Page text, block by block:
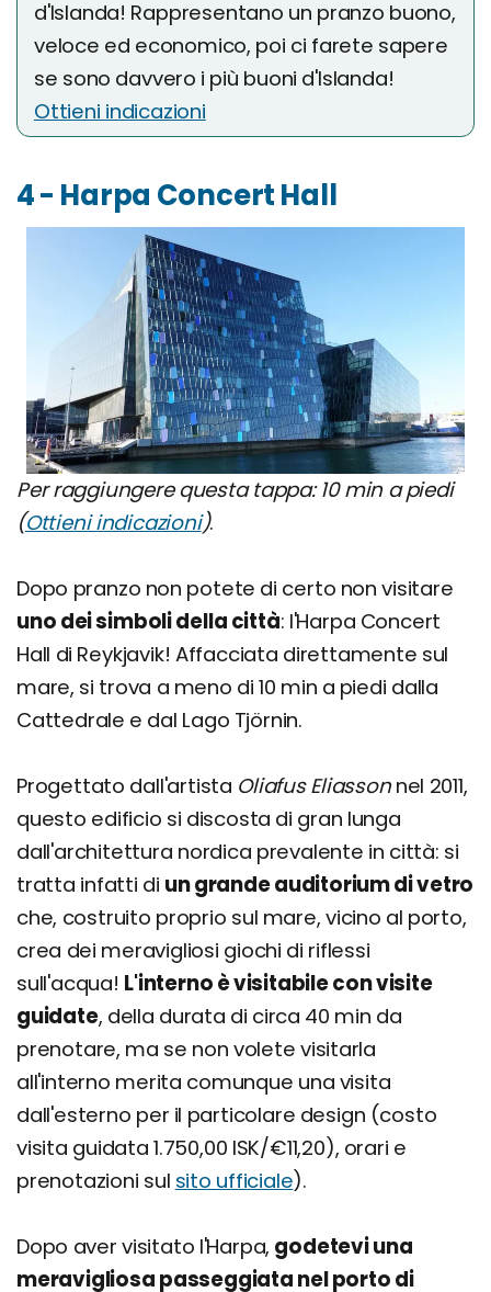
d'Islanda! Rappresentano un pranzo buono,
veloce ed economico, poi ci farete sapere
se sono davvero i più buoni d'Islanda!
Ottieni indicazioni
4 - Harpa Concert Hall
Per raggiungere questa tappa: 10 min a piedi
(Ottieni indicazioni).
Dopo pranzo non potete di certo non visitare
uno dei simboli della città: l'Harpa Concert
Hall di Reykjavik! Affacciata direttamente sul
mare, si trova a meno di 10 min a piedi dalla
Cattedrale e dal Lago Tjörnin.
Progettato dall'artista Oliafus Eliassonnel 2011,
questo edificio si discosta di gran lunga
dall'architettura nordica prevalente in città: si
tratta infatti di un grande auditorium di vetro
che, costruito proprio sul mare, vicino al porto,
crea dei meravigliosi giochi di riflessi
sull'acqua! L'interno è visitabile con visite
guidate, della durata di circa 40 min da
prenotare, ma se non volete visitarla
all'interno merita comunque una visita
dall'esterno per il particolare design (costo
visita guidata 1.750,00 ISK/€11,20), orari e
prenotazioni sul sito ufficiale).
Dopo aver visitato l'Harpa, godetevi una
meravigliosa passeggiata nel porto di